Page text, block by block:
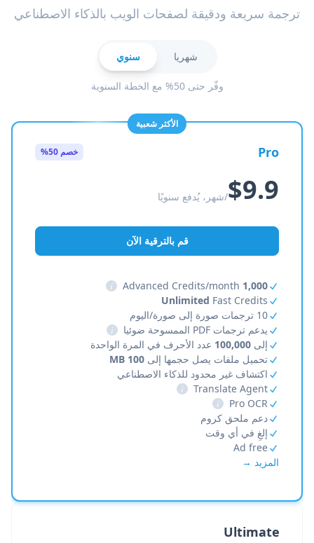
ترجمة سريعة ودقيقة لصفحات الويب بالذكاء الاصطناعي
شهريا سنوي
وفّر حتى 50% مع الخطة السنوية
الأكثر شعبية
Pro خصم 50%
$9.9/شهر، يُدفع سنويًا
قم بالترقية الآن
1,000
i
Unlimited Fast Credits
10 ترجمات صورة إلى صورة/اليوم
يدعم ترجمات PDF الممسوحة ضوئيا
i
إلى 100,000 عدد الأحرف في المرة الواحدة
تحميل ملفات يصل حجمها إلى 100 MB
اكتشاف غير محدود للذكاء الاصطناعي
Translate Agent
i
Pro OCR
i
دعم ملحق كروم
إلغِ في أي وقت
Ad free
المزيد →
Ultimate